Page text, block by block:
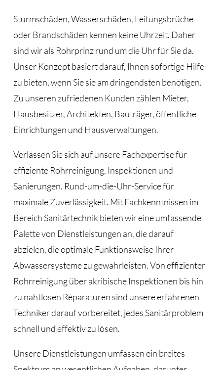
Sturmschäden, Wasserschäden, Leitungsbrüche
oder Brandschäden kennen keine Uhrzeit. Daher
sind wir als Rohrprinz rund um die Uhr für Sie da.
Unser Konzept basiert darauf, Ihnen sofortige Hilfe
zu bieten, wenn Sie sie am dringendsten benötigen.
Zu unseren zufriedenen Kunden zählen Mieter,
Hausbesitzer, Architekten, Bauträger, öffentliche
Einrichtungen und Hausverwaltungen.
Verlassen Sie sich auf unsere Fachexpertise für
effiziente Rohrreinigung, Inspektionen und
Sanierungen. Rund-um-die-Uhr-Service für
maximale Zuverlässigkeit. Mit Fachkenntnissen im
Bereich Sanitärtechnik bieten wir eine umfassende
Palette von Dienstleistungen an, die darauf
abzielen, die optimale Funktionsweise Ihrer
Abwassersysteme zu gewährleisten. Von effizienter
Rohrreinigung über akribische Inspektionen bis hin
zu nahtlosen Reparaturen sind unsere erfahrenen
Techniker darauf vorbereitet, jedes Sanitärproblem
schnell und effektiv zu lösen.
Unsere Dienstleistungen umfassen ein breites